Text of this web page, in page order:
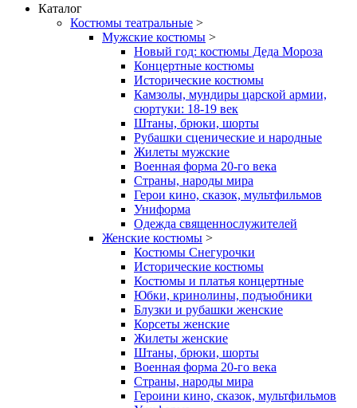
Каталог
Костюмы театральные >
Мужские костюмы >
Новый год: костюмы Деда Мороза
Концертные костюмы
Исторические костюмы
Камзолы, мундиры царской армии,
сюртуки: 18-19 век
Штаны, брюки, шорты
Рубашки сценические и народные
Жилеты мужские
Военная форма 20-го века
Страны, народы мира
Герои кино, сказок, мультфильмов
Униформа
Одежда священнослужителей
Женские костюмы >
Костюмы Снегурочки
Исторические костюмы
Костюмы и платья концертные
Юбки, кринолины, подъюбники
Блузки и рубашки женские
Корсеты женские
Жилеты женские
Штаны, брюки, шорты
Военная форма 20-го века
Страны, народы мира
Героини кино, сказок, мультфильмов